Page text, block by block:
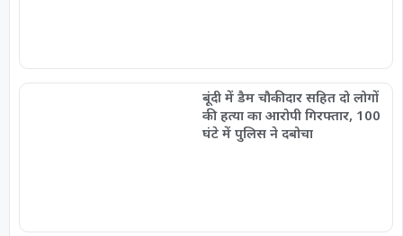
बूंदी में डैम चौकीदार सहित दो लोगों
की हत्या का आरोपी गिरफ्तार, 100
घंटे में पुलिस ने दबोचा